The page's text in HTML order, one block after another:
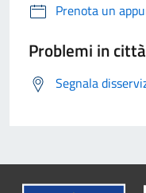
Prenota un
Problemi in città
Segnala